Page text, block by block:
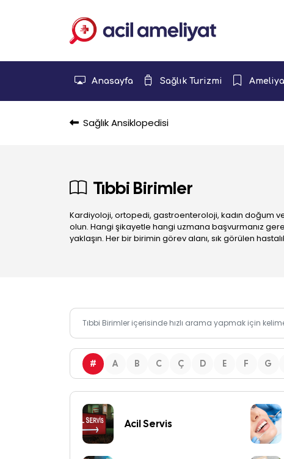
Anasayfa Sağlık Turizmi
Sağlık Ansiklopedisi
Tıbbi Birimler
Kardiyoloji, ortopedi, gastroenteroloji, kadın doğum
olun. Hangi şikayetle hangi uzmana başvurmanız
yaklaşın. Her bir birimin görev alanı, sık görülen
# A B C Ç D E F G
Acil Servis